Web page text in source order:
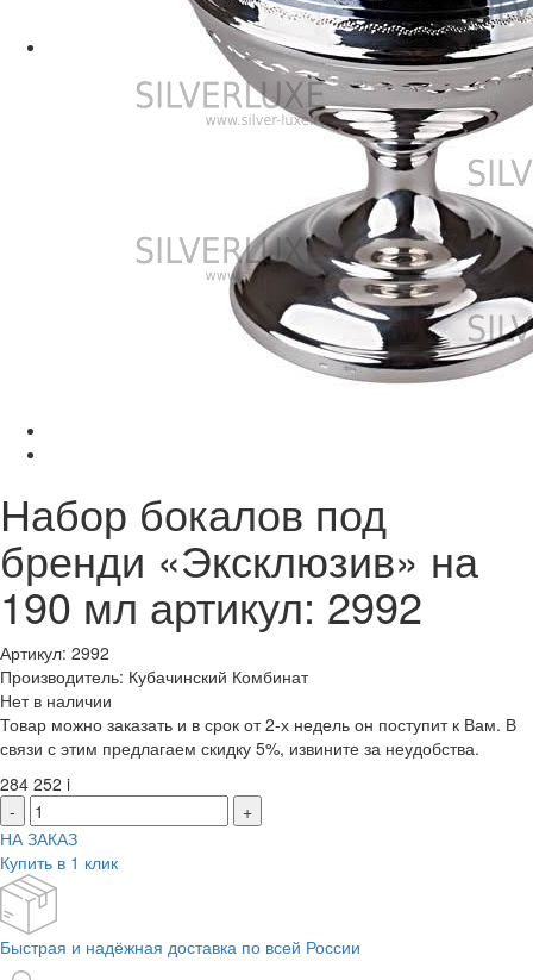
Набор бокалов под
бренди «Эксклюзив» на
190 мл артикул: 2992
Артикул: 2992
Производитель: Кубачинский Комбинат
Нет в наличии
Товар можно заказать и в срок от 2-х недель он поступит к Вам. В
связи с этим предлагаем скидку 5%, извините за неудобства.
284 252 i
-
+
НА ЗАКАЗ
Купить в 1 клик
Быстрая и надёжная доставка по всей России